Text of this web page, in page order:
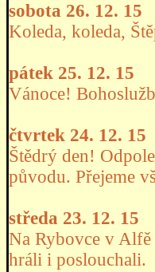
sobota 26. 12. 15
Koleda, koleda,
pátek 25. 12. 15
Vánoce!
čtvrtek 24. 12. 15
Štědrý den!
původu. Přejeme
středa 23. 12. 15
Na Rybovce v
hráli i poslouchali.